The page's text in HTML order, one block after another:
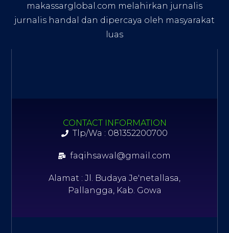
makassarglobal.com melahirkan jurnalis
jurnalis handal dan dipercaya oleh masyarakat
luas
CONTACT INFORMATION
Tlp/Wa : 081352200700
faqihsawal@gmail.com
Alamat : Jl. Budaya Je'netallasa,
Pallangga, Kab. Gowa